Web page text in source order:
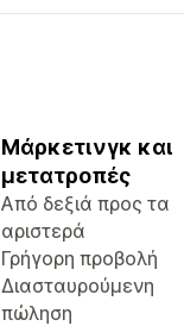
Μάρκετινγκ και
μετατροπές
Από δεξιά προς τα
αριστερά
Γρήγορη προβολή
Διασταυρούμενη
πώληση